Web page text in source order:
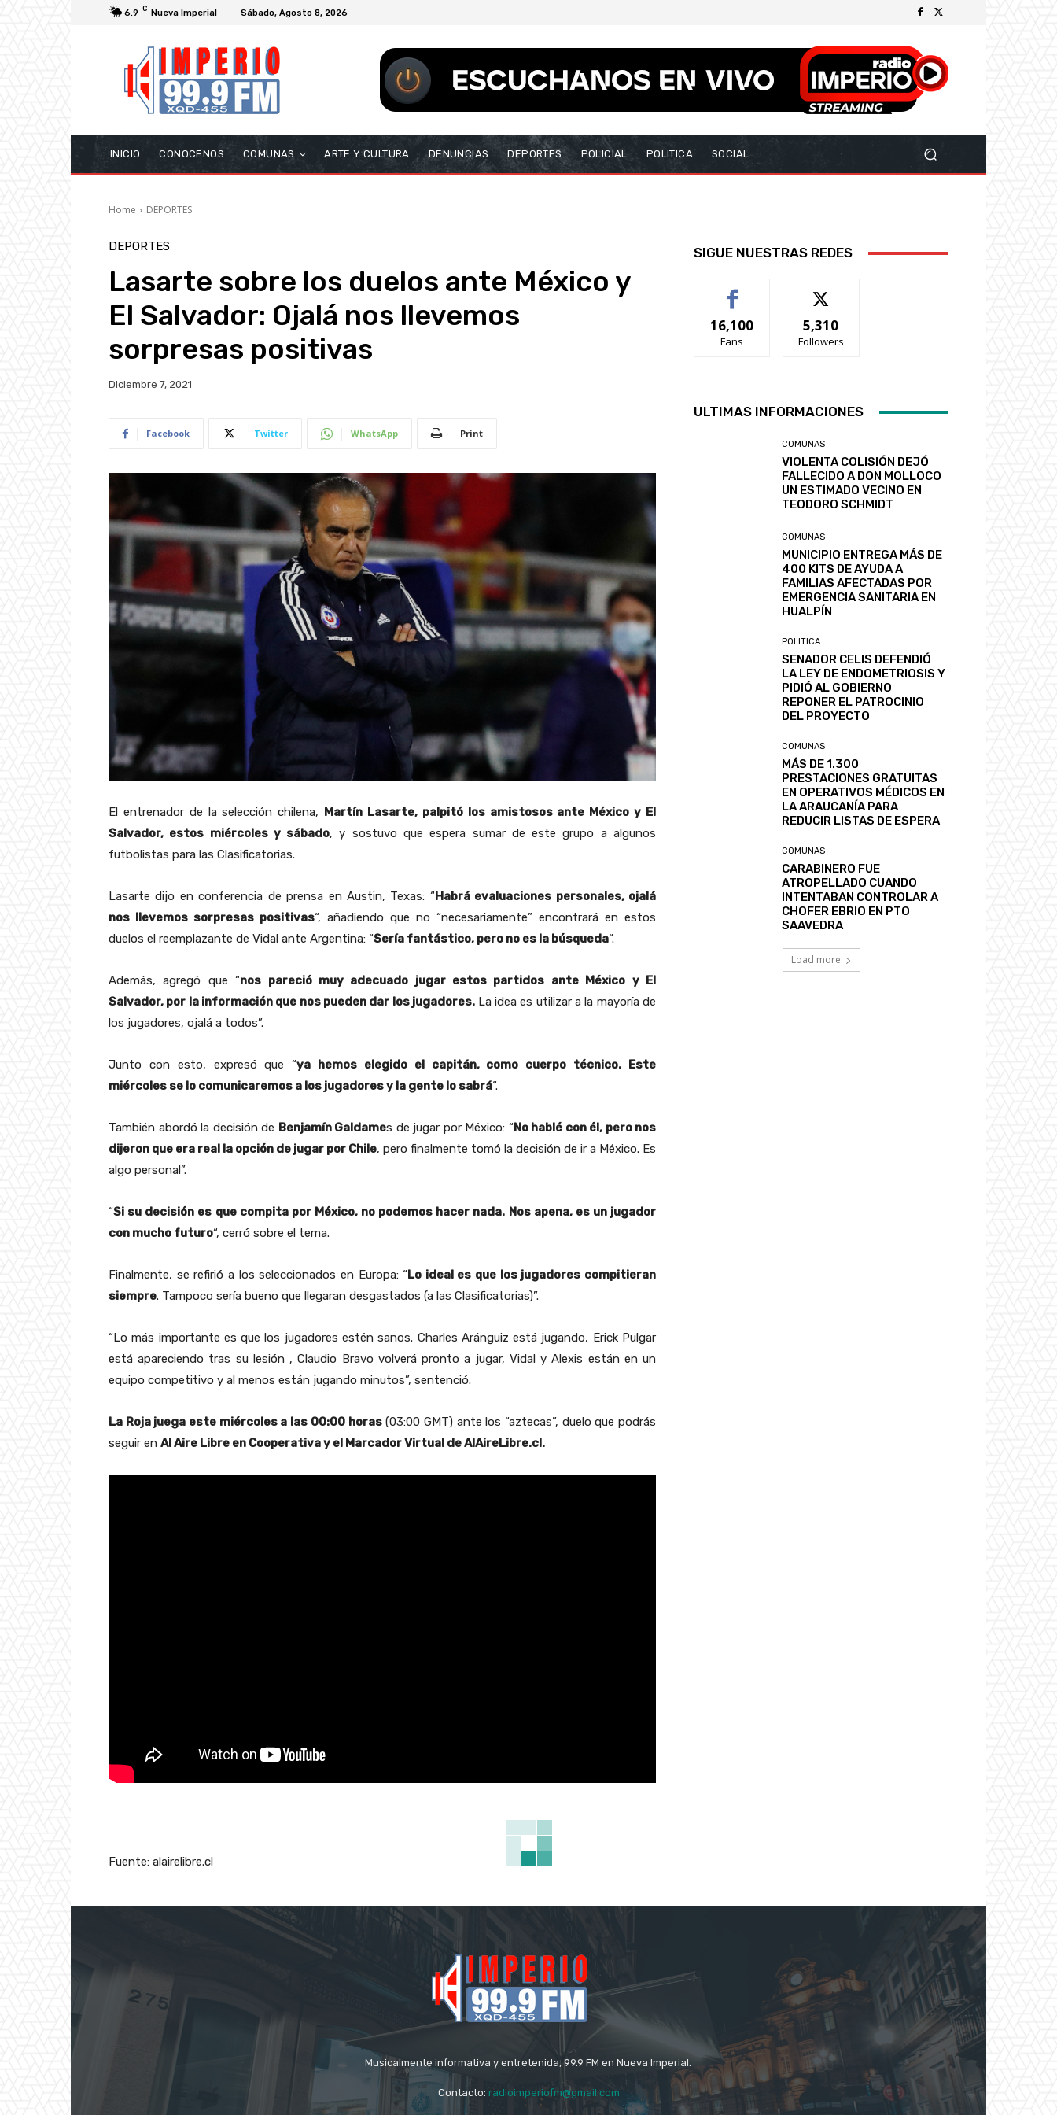
6.9 C Nueva Imperial Sábado, Agosto 8, 2026
INICIO CONOCENOS COMUNAS ARTE Y CULTURA DENUNCIAS DEPORTES POLICIAL POLITICA SOCIAL
Home DEPORTES
DEPORTES
Lasarte sobre los duelos ante México y
El Salvador: Ojalá nos llevemos
sorpresas positivas
Diciembre 7, 2021
Facebook Twitter WhatsApp Print
El entrenador de la selección chilena, Martín Lasarte, palpitó los amistosos ante México y El
Salvador, estos miércoles y sábado, y sostuvo que espera sumar de este grupo a algunos
futbolistas para las Clasificatorias.
Lasarte dijo en conferencia de prensa en Austin, Texas: “Habrá evaluaciones personales, ojalá
nos llevemos sorpresas positivas“, añadiendo que no “necesariamente” encontrará en estos
duelos el reemplazante de Vidal ante Argentina: “Sería fantástico, pero no es la búsqueda“.
Además, agregó que “nos pareció muy adecuado jugar estos partidos ante México y El
Salvador, por la información que nos pueden dar los jugadores. La idea es utilizar a la mayoría de
los jugadores, ojalá a todos”.
Junto con esto, expresó que “ya hemos elegido el capitán, como cuerpo técnico. Este
miércoles se lo comunicaremos a los jugadores y la gente lo sabrá“.
También abordó la decisión de Benjamín Galdames de jugar por México: “No hablé con él, pero nos
dijeron que era real la opción de jugar por Chile, pero finalmente tomó la decisión de ir a México. Es
algo personal”.
“Si su decisión es que compita por México, no podemos hacer nada. Nos apena, es un jugador
con mucho futuro“, cerró sobre el tema.
Finalmente, se refirió a los seleccionados en Europa: “Lo ideal es que los jugadores compitieran
siempre. Tampoco sería bueno que llegaran desgastados (a las Clasificatorias)”.
“Lo más importante es que los jugadores estén sanos. Charles Aránguiz está jugando, Erick Pulgar
está apareciendo tras su lesión , Claudio Bravo volverá pronto a jugar, Vidal y Alexis están en un
equipo competitivo y al menos están jugando minutos”, sentenció.
La Roja juega este miércoles a las 00:00 horas(03:00 GMT) ante los “aztecas”, duelo que podrás
seguir en Al Aire Libre en Cooperativa y el Marcador Virtual de AlAireLibre.cl.
Fuente: alairelibre.cl
SIGUE NUESTRAS REDES
16,100
Fans
5,310
Followers
ULTIMAS INFORMACIONES
COMUNAS
VIOLENTA COLISIÓN DEJÓ
FALLECIDO A DON MOLLOCO
UN ESTIMADO VECINO EN
TEODORO SCHMIDT
COMUNAS
MUNICIPIO ENTREGA MÁS DE
400 KITS DE AYUDA A
FAMILIAS AFECTADAS POR
EMERGENCIA SANITARIA EN
HUALPÍN
POLITICA
SENADOR CELIS DEFENDIÓ
LA LEY DE ENDOMETRIOSIS Y
PIDIÓ AL GOBIERNO
REPONER EL PATROCINIO
DEL PROYECTO
COMUNAS
MÁS DE 1.300
PRESTACIONES GRATUITAS
EN OPERATIVOS MÉDICOS EN
LA ARAUCANÍA PARA
REDUCIR LISTAS DE ESPERA
COMUNAS
CARABINERO FUE
ATROPELLADO CUANDO
INTENTABAN CONTROLAR A
CHOFER EBRIO EN PTO
SAAVEDRA
Load more
Musicalmente informativa y entretenida, 99.9 FM en Nueva Imperial.
Contacto: radioimperiofm@gmail.com